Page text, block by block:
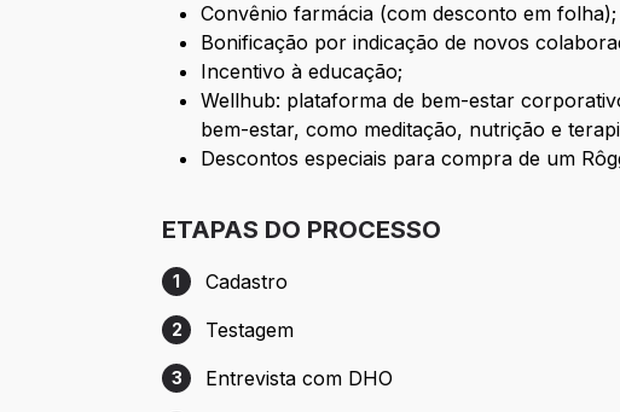
Convênio farmácia (com desconto em folha);
Bonificação por indicação de novos
Incentivo à educação;
Wellhub: plataforma de bem-estar
bem-estar, como meditação, nutrição e
Descontos especiais para compra de um
ETAPAS DO PROCESSO
Etapa 1: Cadastro
1 Cadastro
Etapa 2: Testagem
2 Testagem
Etapa 3: Entrevista com DHO
3 Entrevista com DHO